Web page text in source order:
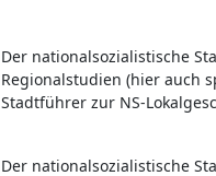
Der nationalsozialistische
Regionalstudien (hier auch
Stadtführer zur NS-
Der nationalsozialistische